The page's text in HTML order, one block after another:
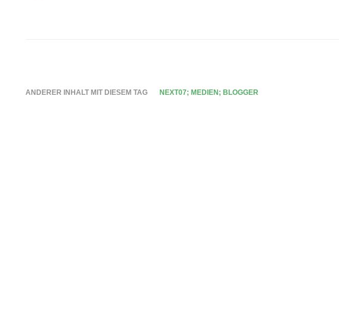
ANDERER INHALT MIT DIESEM TAG NEXT07; MEDIEN; BLOGGER